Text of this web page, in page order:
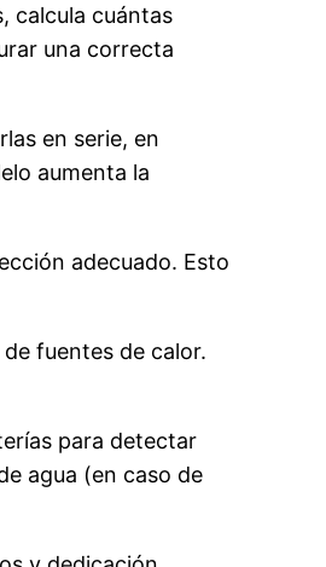
calcula cuántas
una correcta
en serie, en
aumenta la
adecuado. Esto
fuentes de calor.
para detectar
agua (en caso de